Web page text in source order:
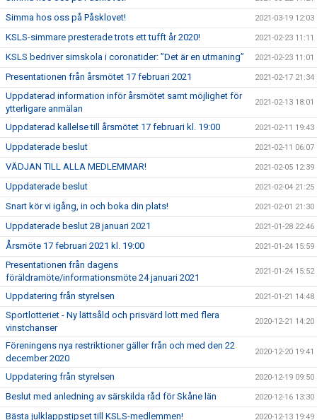
Simma hos oss på Påsklovet! 2021-03-19 12:03
KSLS-simmare presterade trots ett tufft år 2020! 2021-02-23 11:11
KSLS bedriver simskola i coronatider: ”Det är en utmaning” 2021-02-23 11:01
Presentationen från årsmötet 17 februari 2021 2021-02-17 21:34
Uppdaterad information inför årsmötet samt möjlighet för
ytterligare anmälan
2021-02-13 18:01
Uppdaterad kallelse till årsmötet 17 februari kl. 19:00 2021-02-11 19:43
Uppdaterade beslut 2021-02-11 06:07
VÄDJAN TILL ALLA MEDLEMMAR! 2021-02-05 12:39
Uppdaterade beslut 2021-02-04 21:25
Snart kör vi igång, in och boka din plats! 2021-02-01 21:30
Uppdaterade beslut 28 januari 2021 2021-01-28 22:46
Årsmöte 17 februari 2021 kl. 19:00 2021-01-24 15:59
Presentationen från dagens
föräldramöte/informationsmöte 24 januari 2021
2021-01-24 15:52
Uppdatering från styrelsen 2021-01-21 14:48
Sportlotteriet - Ny lättsåld och prisvärd lott med flera
vinstchanser
2020-12-21 14:20
Föreningens nya restriktioner gäller från och med den 22
december 2020
2020-12-20 19:41
Uppdatering från styrelsen 2020-12-19 09:50
Beslut med anledning av särskilda råd för Skåne län 2020-12-16 13:30
Bästa julklappstipset till KSLS-medlemmen! 2020-12-13 19:49